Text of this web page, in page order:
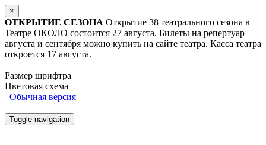
×
ОТКРЫТИЕ СЕЗОНА Открытие 38 театрального сезона в
Театре ОКОЛО состоится 27 августа. Билеты на репертуар
августа и сентября можно купить на сайте театра. Касса театра
откроется 17 августа.
Размер шрифтра
Цветовая схема
Обычная версия
Toggle navigation